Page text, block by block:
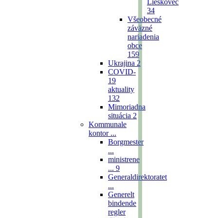
Lieskovec
34
Všeobecné
záväzné
nariadenia
obce
159
Ukrajina 2
COVID-
19
aktuality
132
Mimoriadna
situácia 2
Kommunale
kontor ...
Borgmester
...
ministrene
... 9
Generaldirektoratet
...
Generelt
bindende
regler